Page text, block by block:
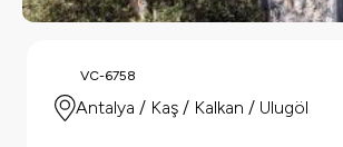
VC-6758
Antalya / Kaş / Kalkan / Ulugöl